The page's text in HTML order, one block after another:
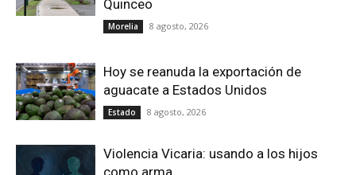
Quinceo
Morelia 8 agosto, 2026
Hoy se reanuda la exportación de
aguacate a Estados Unidos
Estado 8 agosto, 2026
Violencia Vicaria: usando a los hijos
como arma